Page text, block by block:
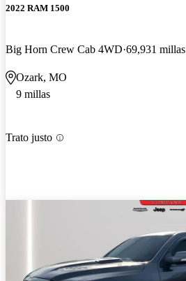
2022 RAM 1500
Big Horn Crew Cab 4WD 69,931 millas
Ozark, MO
9 millas
Trato justo